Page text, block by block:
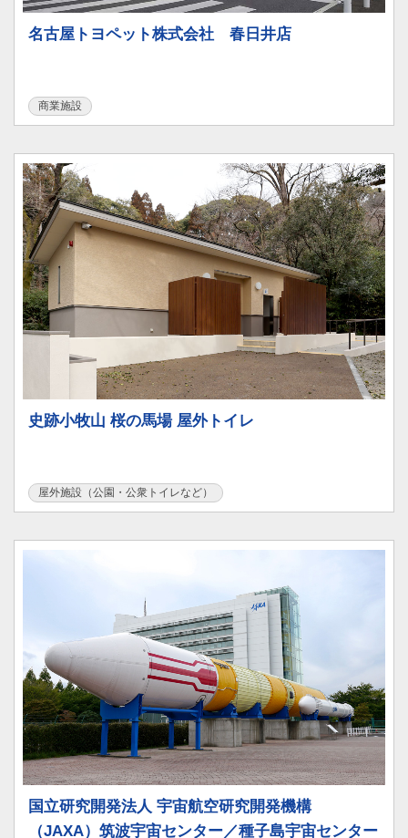
名古屋トヨペット株式会社 春日井店
商業施設
史跡小牧山 桜の馬場 屋外トイレ
屋外施設（公園・公衆トイレなど）
国立研究開発法人 宇宙航空研究開発機構
（JAXA）筑波宇宙センター／種子島宇宙センター